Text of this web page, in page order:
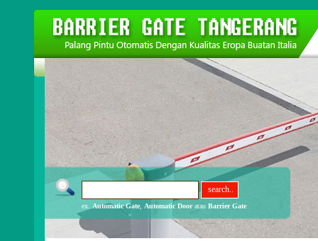
ex. Automatic Gate, Automatic Dooratau Barrier Gate